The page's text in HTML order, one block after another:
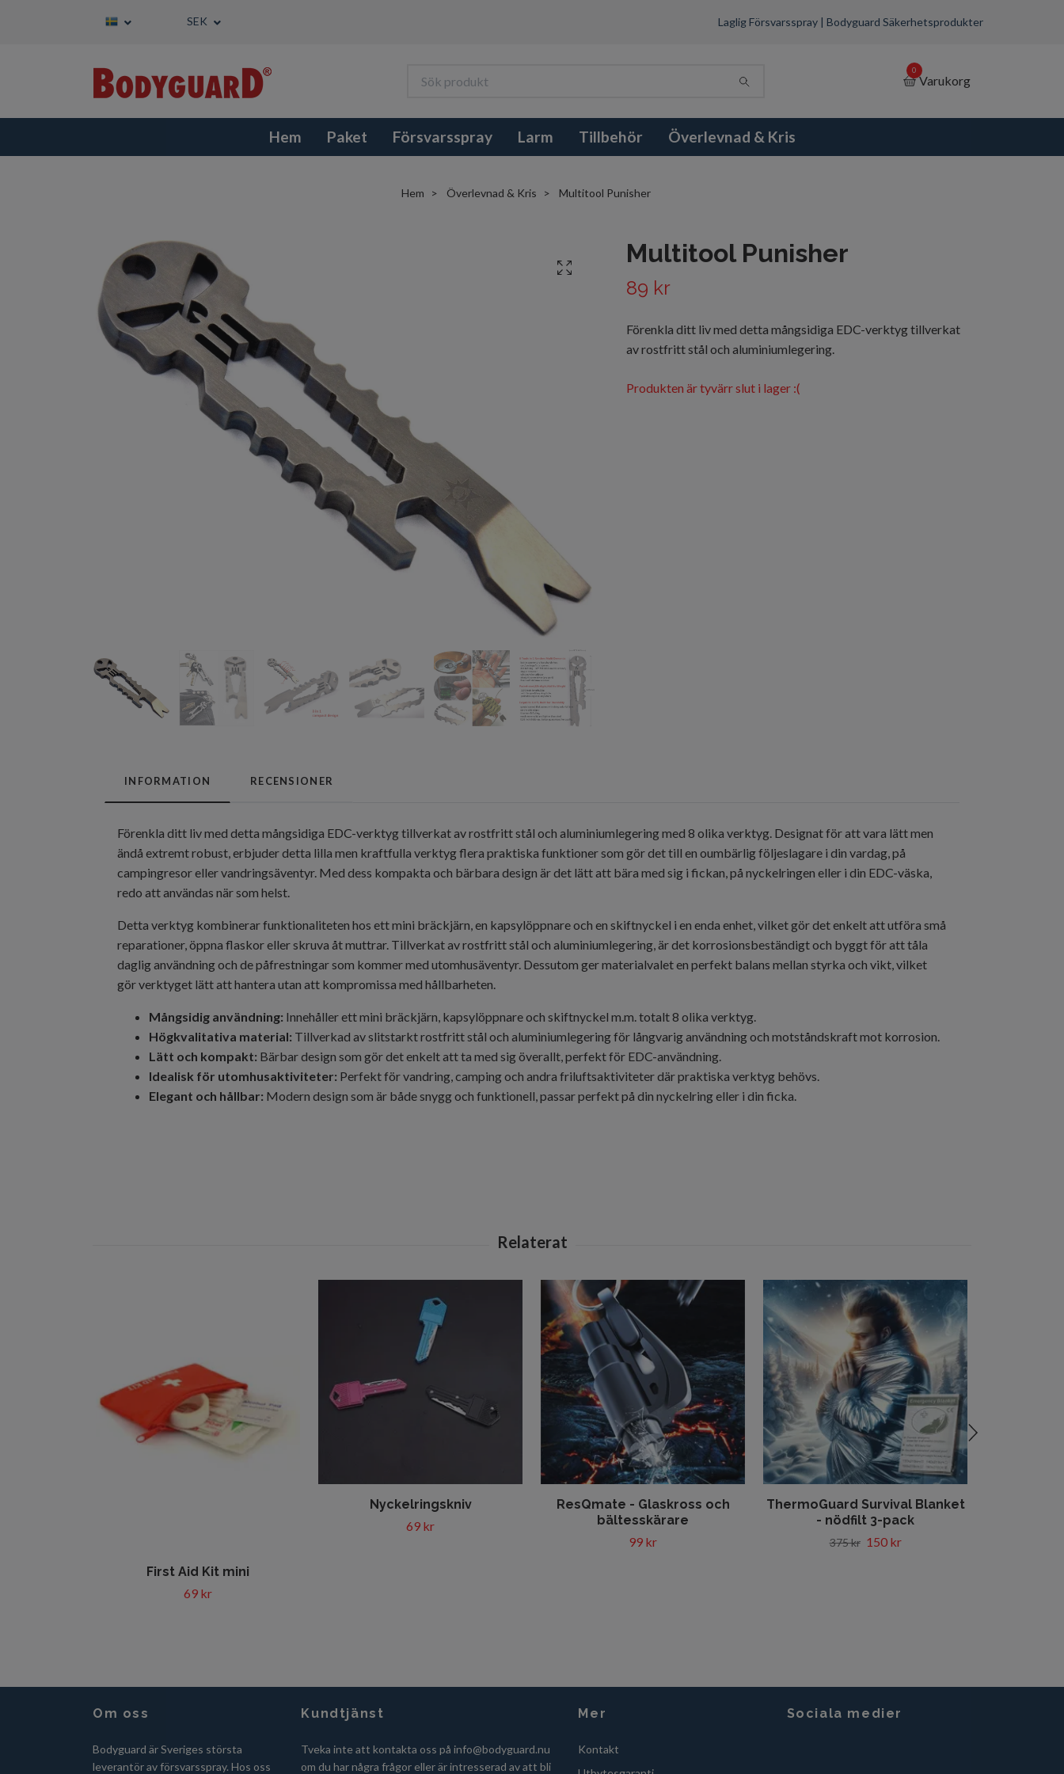
SEK Laglig Försvarsspray | Bodyguard Säkerhetsprodukter
0
Varukorg
Hem Paket Försvarsspray Larm Tillbehör Överlevnad & Kris
Hem Överlevnad & Kris Multitool Punisher
Multitool Punisher
89 kr
Förenkla ditt liv med detta mångsidiga EDC-verktyg tillverkat
av rostfritt stål och aluminiumlegering.
Produkten är tyvärr slut i lager :(
INFORMATION RECENSIONER
Förenkla ditt liv med detta mångsidiga EDC-verktyg tillverkat av rostfritt stål och aluminiumlegering med 8 olika verktyg. Designat för att vara lätt men
ändå extremt robust, erbjuder detta lilla men kraftfulla verktyg flera praktiska funktioner som gör det till en oumbärlig följeslagare i din vardag, på
campingresor eller vandringsäventyr. Med dess kompakta och bärbara design är det lätt att bära med sig i fickan, på nyckelringen eller i din EDC-väska,
redo att användas när som helst.
Detta verktyg kombinerar funktionaliteten hos ett mini bräckjärn, en kapsylöppnare och en skiftnyckel i en enda enhet, vilket gör det enkelt att utföra små
reparationer, öppna flaskor eller skruva åt muttrar. Tillverkat av rostfritt stål och aluminiumlegering, är det korrosionsbeständigt och byggt för att tåla
daglig användning och de påfrestningar som kommer med utomhusäventyr. Dessutom ger materialvalet en perfekt balans mellan styrka och vikt, vilket
gör verktyget lätt att hantera utan att kompromissa med hållbarheten.
Mångsidig användning: Innehåller ett mini bräckjärn, kapsylöppnare och skiftnyckel m.m. totalt 8 olika verktyg.
Högkvalitativa material: Tillverkad av slitstarkt rostfritt stål och aluminiumlegering för långvarig användning och motståndskraft mot korrosion.
Lätt och kompakt: Bärbar design som gör det enkelt att ta med sig överallt, perfekt för EDC-användning.
Idealisk för utomhusaktiviteter: Perfekt för vandring, camping och andra friluftsaktiviteter där praktiska verktyg behövs.
Elegant och hållbar: Modern design som är både snygg och funktionell, passar perfekt på din nyckelring eller i din ficka.
First Aid Kit mini
69 kr
Nyckelringskniv
69 kr
ResQmate - Glaskross och
bältesskärare
99 kr
ThermoGuard Survival Blanket
- nödfilt 3-pack
375 kr 150 kr
Om oss
Bodyguard är Sveriges största
leverantör av försvarsspray. Hos oss
Kundtjänst
Tveka inte att kontakta oss påinfo@bodyguard.nu
om du har några frågor eller är intresserad av att bli
Mer
Kontakt
Sociala medier